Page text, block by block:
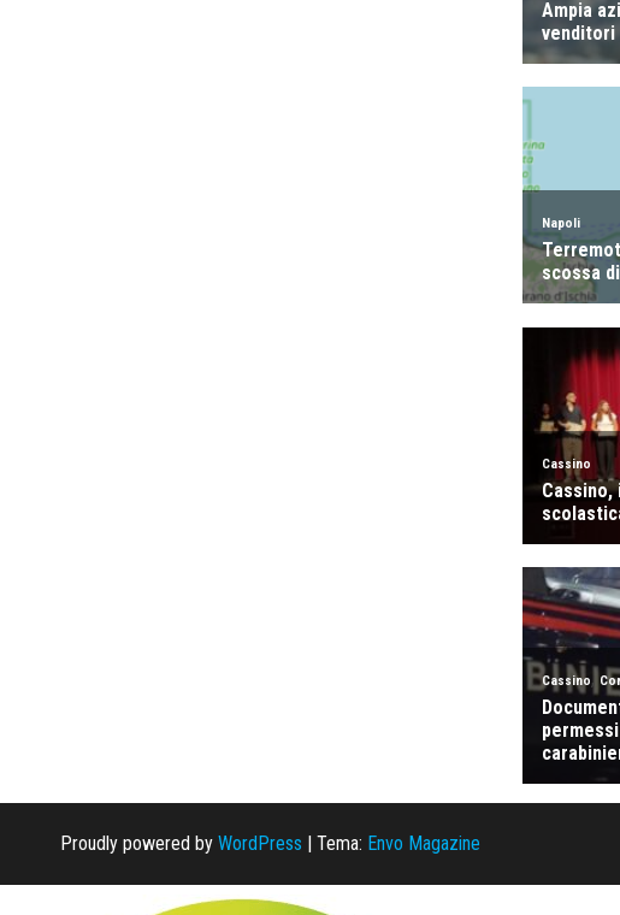
Proudly powered by WordPress | Tema: Envo Magazine